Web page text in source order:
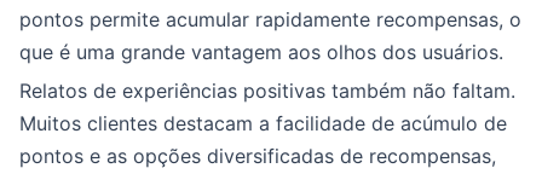
pontos permite acumular rapidamente recompensas, o
que é uma grande vantagem aos olhos dos usuários.
Relatos de experiências positivas também não faltam.
Muitos clientes destacam a facilidade de acúmulo de
pontos e as opções diversificadas de recompensas,